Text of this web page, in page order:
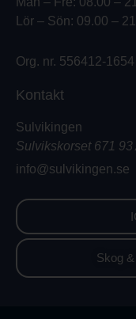
Lör – Sön: 09.00 –
Org. nr. 556412-1654
Kontakt
Sulvikingen
Sulvikskorset 671 93
info@sulvikingen.se
Skog